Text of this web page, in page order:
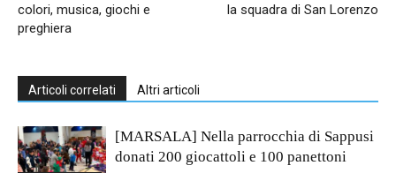
colori, musica, giochi e
preghiera
la squadra di San Lorenzo
Articoli correlati Altri articoli
[MARSALA] Nella parrocchia di Sappusi
donati 200 giocattoli e 100 panettoni